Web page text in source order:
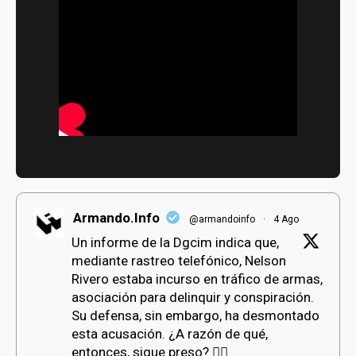
Armando.Info @armandoinfo · 4 Ago
Un informe de la Dgcim indica que,
mediante rastreo telefónico, Nelson
Rivero estaba incurso en tráfico de armas,
asociación para delinquir y conspiración.
Su defensa, sin embargo, ha desmontado
esta acusación. ¿A razón de qué,
entonces, sigue preso? 👇🏻